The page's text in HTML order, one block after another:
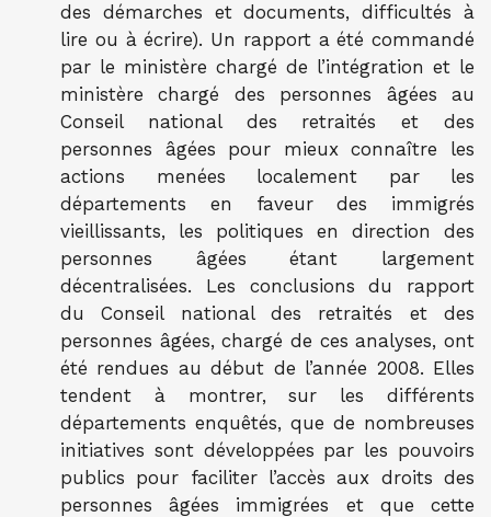
des démarches et documents, difficultés à
lire ou à écrire). Un rapport a été commandé
par le ministère chargé de l’intégration et le
ministère chargé des personnes âgées au
Conseil national des retraités et des
personnes âgées pour mieux connaître les
actions menées localement par les
départements en faveur des immigrés
vieillissants, les politiques en direction des
personnes âgées étant largement
décentralisées. Les conclusions du rapport
du Conseil national des retraités et des
personnes âgées, chargé de ces analyses, ont
été rendues au début de l’année 2008. Elles
tendent à montrer, sur les différents
départements enquêtés, que de nombreuses
initiatives sont développées par les pouvoirs
publics pour faciliter l’accès aux droits des
personnes âgées immigrées et que cette